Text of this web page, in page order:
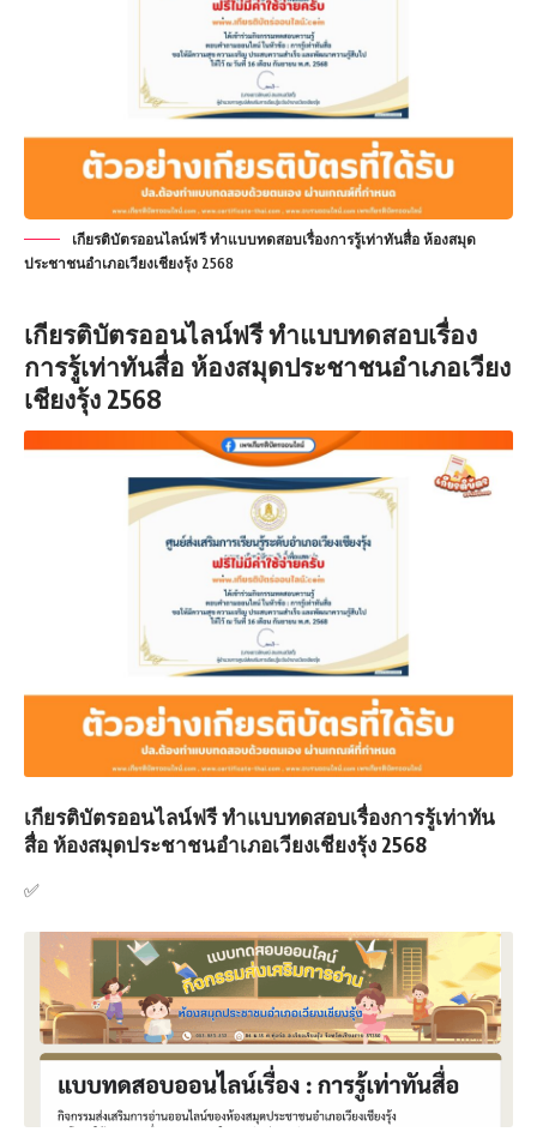
เกียรติบัตรออนไลน์ฟรี ทำแบบทดสอบเรื่องการรู้เท่าทันสื่อ ห้องสมุด
ประชาชนอำเภอเวียงเชียงรุ้ง 2568
เกียรติบัตรออนไลน์ฟรี ทำแบบทดสอบเรื่อง
การรู้เท่าทันสื่อ ห้องสมุดประชาชนอำเภอเวียง
เชียงรุ้ง 2568
เกียรติบัตรออนไลน์ฟรี ทำแบบทดสอบเรื่องการรู้เท่าทัน
สื่อ ห้องสมุดประชาชนอำเภอเวียงเชียงรุ้ง 2568
✅